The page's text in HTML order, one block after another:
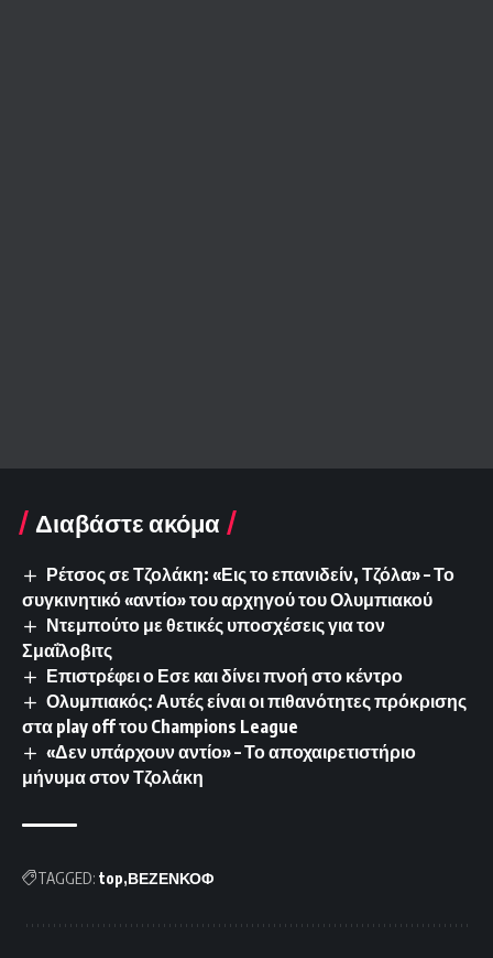
Διαβάστε ακόμα
Ρέτσος σε Τζολάκη: «Εις το επανιδείν, Τζόλα» – Το
συγκινητικό «αντίο» του αρχηγού του Ολυμπιακού
Ντεμπούτο με θετικές υποσχέσεις για τον
Σμαΐλοβιτς
Επιστρέφει ο Εσε και δίνει πνοή στο κέντρο
Ολυμπιακός: Αυτές είναι οι πιθανότητες πρόκρισης
στα play off του Champions League
«Δεν υπάρχουν αντίο» – Το αποχαιρετιστήριο
μήνυμα στον Τζολάκη
TAGGED: top ΒΕΖΕΝΚΟΦ